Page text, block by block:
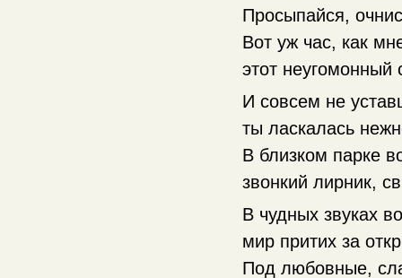
Просыпайся,
Вот уж час, как
этот
И совсем не
ты ласкалась
В близком парке
звонкий лирник,
В чудных звуках
мир притих за
Под любовные,